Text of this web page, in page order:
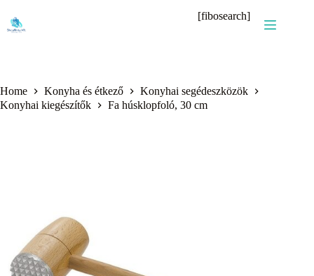
content
[fibosearch]
Home Konyha és étkező
Konyhai segédeszközök
Konyhai kiegészítők
Fa húsklopfoló, 30 cm